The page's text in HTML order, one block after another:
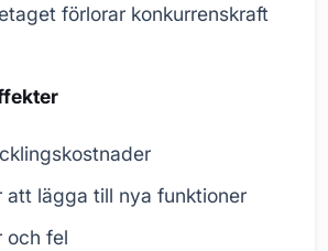
förlorar konkurrenskraft
att lägga till nya funktioner
och fel